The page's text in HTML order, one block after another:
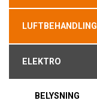
LUFTBEHANDLING
ELEKTRO
BELYSNING